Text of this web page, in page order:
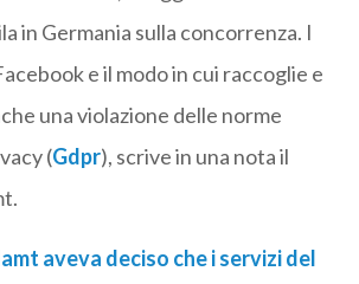
in Germania sulla concorrenza. I
e il modo in cui raccoglie e
una violazione delle norme
(Gdpr), scrive in una nota il
aveva deciso che i servizi del